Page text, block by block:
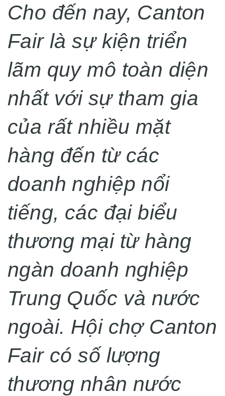
Cho đến nay, Canton
Fair là sự kiện triển
lãm quy mô toàn diện
nhất với sự tham gia
của rất nhiều mặt
hàng đến từ các
doanh nghiệp nổi
tiếng, các đại biểu
thương mại từ hàng
ngàn doanh nghiệp
Trung Quốc và nước
ngoài. Hội chợ Canton
Fair có số lượng
thương nhân nước